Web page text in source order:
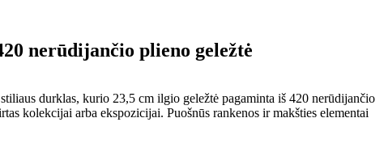
nerūdijančio plieno geležtė
durklas, kurio 23,5 cm ilgio geležtė pagaminta iš 420 nerūdijančio
kolekcijai arba ekspozicijai. Puošnūs rankenos ir makšties elementai